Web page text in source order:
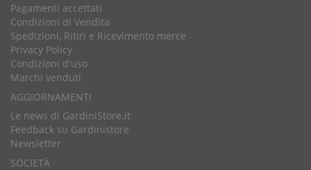
Pagamenti accettati
Condizioni di Vendita
Spedizioni, Ritiri e Ricevimento merce
Privacy Policy
Condizioni d'uso
Marchi venduti
AGGIORNAMENTI
Le news di GardiniStore.it
Feedback su Gardinistore
Newsletter
SOCIETÀ